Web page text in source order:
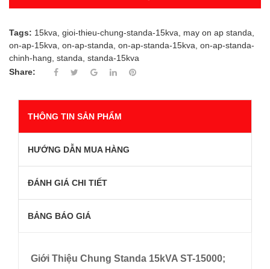
Tags: 15kva gioi-thieu-chung-standa-15kva may on ap standa
on-ap-15kva on-ap-standa on-ap-standa-15kva on-ap-standa-
chinh-hang standa standa-15kva
Share:
THÔNG TIN SẢN PHẨM
HƯỚNG DẪN MUA HÀNG
ĐÁNH GIÁ CHI TIẾT
BẢNG BÁO GIÁ
Giới Thiệu Chung Standa 15kVA ST-15000;